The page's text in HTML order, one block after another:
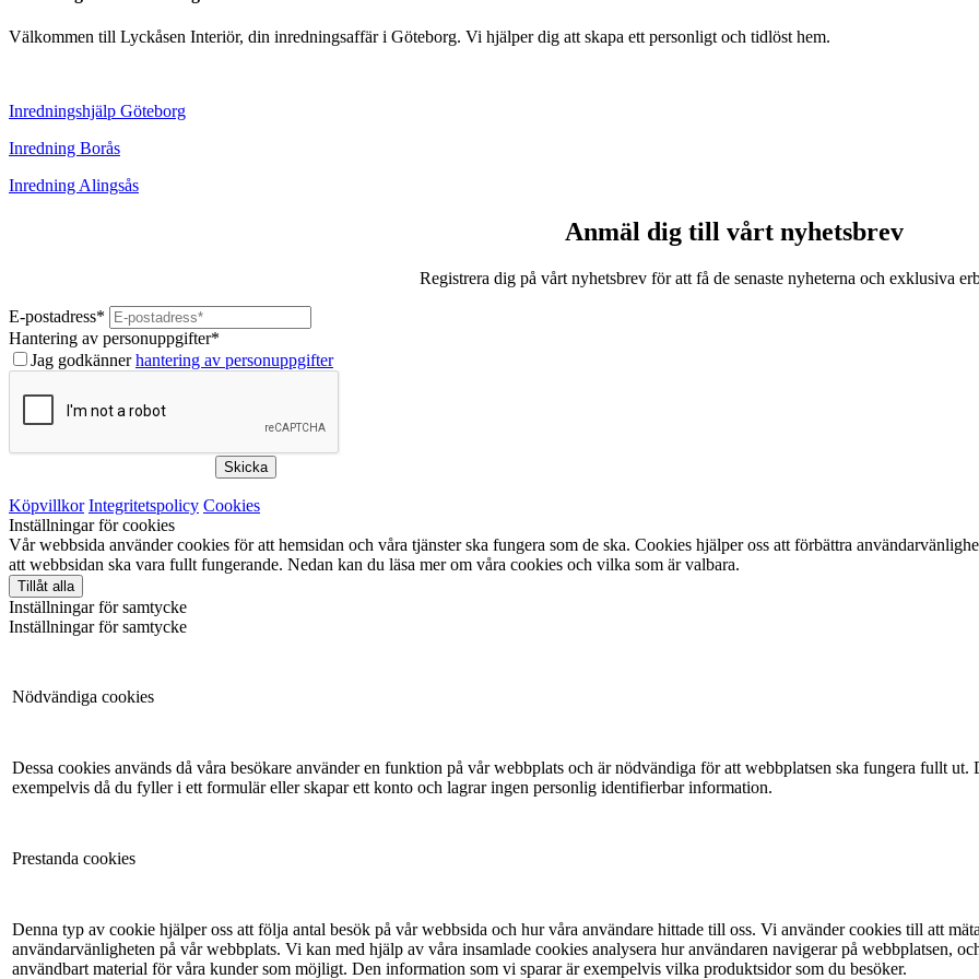
Välkommen till Lyckåsen Interiör, din inredningsaffär i Göteborg. Vi hjälper dig att skapa ett personligt och tidlöst hem.
Inredningshjälp Göteborg
Inredning Borås
Inredning Alingsås
Anmäl dig till vårt nyhetsbrev
Registrera dig på vårt nyhetsbrev för att få de senaste nyheterna och exklusiva
E-postadress*
Hantering av personuppgifter*
Jag godkännerhantering av personuppgifter
Skicka
Köpvillkor Integritetspolicy Cookies
Inställningar för cookies
Vår webbsida använder cookies för att hemsidan och våra tjänster ska fungera som de ska. Cookies hjälper oss att förbättra
att webbsidan ska vara fullt fungerande. Nedan kan du läsa mer om våra cookies och vilka som är valbara.
Tillåt alla
Inställningar för samtycke
Inställningar för samtycke
Nödvändiga cookies
Dessa cookies används då våra besökare använder en funktion på vår webbplats och är nödvändiga för att webbplatsen ska fungera fullt ut.
exempelvis då du fyller i ett formulär eller skapar ett konto och lagrar ingen personlig identifierbar information.
Prestanda cookies
Denna typ av cookie hjälper oss att följa antal besök på vår webbsida och hur våra användare hittade till oss. Vi använder cookies till att
användarvänligheten på vår webbplats. Vi kan med hjälp av våra insamlade cookies analysera hur användaren navigerar på webbplatsen,
användbart material för våra kunder som möjligt. Den information som vi sparar är exempelvis vilka produktsidor som du besöker.